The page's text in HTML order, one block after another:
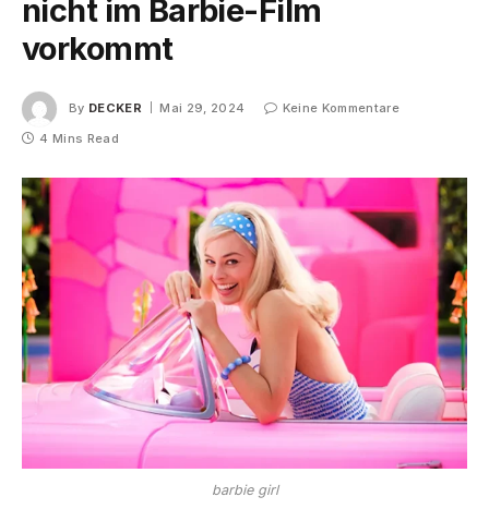
nicht im Barbie-Film
vorkommt
By DECKER Mai 29, 2024
Keine Kommentare
4 Mins Read
barbie girl